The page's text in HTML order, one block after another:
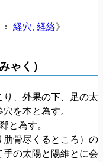
経穴, 経絡》
ゃく）
、外果の下、足の太
を本と為す。
と為す。
骨尽くるところ）の
の太陽と陽維とに会